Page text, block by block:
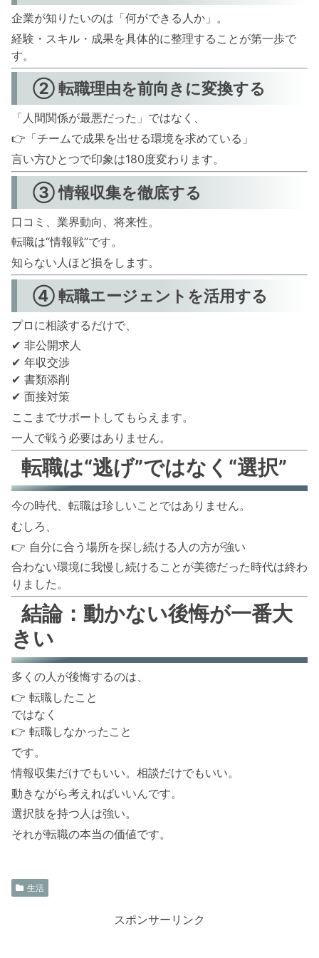
企業が知りたいのは「何ができる人か」。
経験・スキル・成果を具体的に整理することが第一歩で
す。
② 転職理由を前向きに変換する
「人間関係が最悪だった」ではなく、
👉「チームで成果を出せる環境を求めている」
言い方ひとつで印象は180度変わります。
③ 情報収集を徹底する
口コミ、業界動向、将来性。
転職は“情報戦”です。
知らない人ほど損をします。
④ 転職エージェントを活用する
プロに相談するだけで、
✔ 非公開求人
✔ 年収交渉
✔ 書類添削
✔ 面接対策
ここまでサポートしてもらえます。
一人で戦う必要はありません。
転職は“逃げ”ではなく“選択”
今の時代、転職は珍しいことではありません。
むしろ、
👉 自分に合う場所を探し続ける人の方が強い
合わない環境に我慢し続けることが美徳だった時代は終わ
りました。
結論：動かない後悔が一番大
きい
多くの人が後悔するのは、
👉 転職したこと
ではなく
👉 転職しなかったこと
です。
情報収集だけでもいい。相談だけでもいい。
動きながら考えればいいんです。
選択肢を持つ人は強い。
それが転職の本当の価値です。
生活
スポンサーリンク